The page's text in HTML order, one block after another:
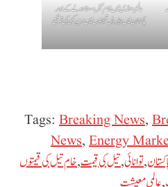
عالمی منڈی میں خام تیل سستا ہونے کے بعد
پاکستان میں پیٹرول قیمتوں میں مزید کمی کی توقع
Tags: Breaking News,
News, Energy
,توانائی,تیل کی قیمت,خام تیل کی قیمتوں
,عالمی معیشت